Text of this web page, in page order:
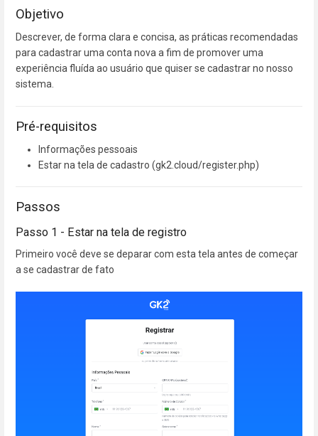
Objetivo
Descrever, de forma clara e concisa, as práticas recomendadas
para cadastrar uma conta nova a fim de promover uma
experiência fluída ao usuário que quiser se cadastrar no nosso
sistema.
Pré-requisitos
Informações pessoais
Estar na tela de cadastro (gk2.cloud/register.php)
Passos
Passo 1 - Estar na tela de registro
Primeiro você deve se deparar com esta tela antes de começar
a se cadastrar de fato